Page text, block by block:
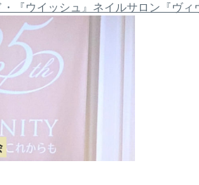
『ウイッシュ』ネイルサロン『ヴ